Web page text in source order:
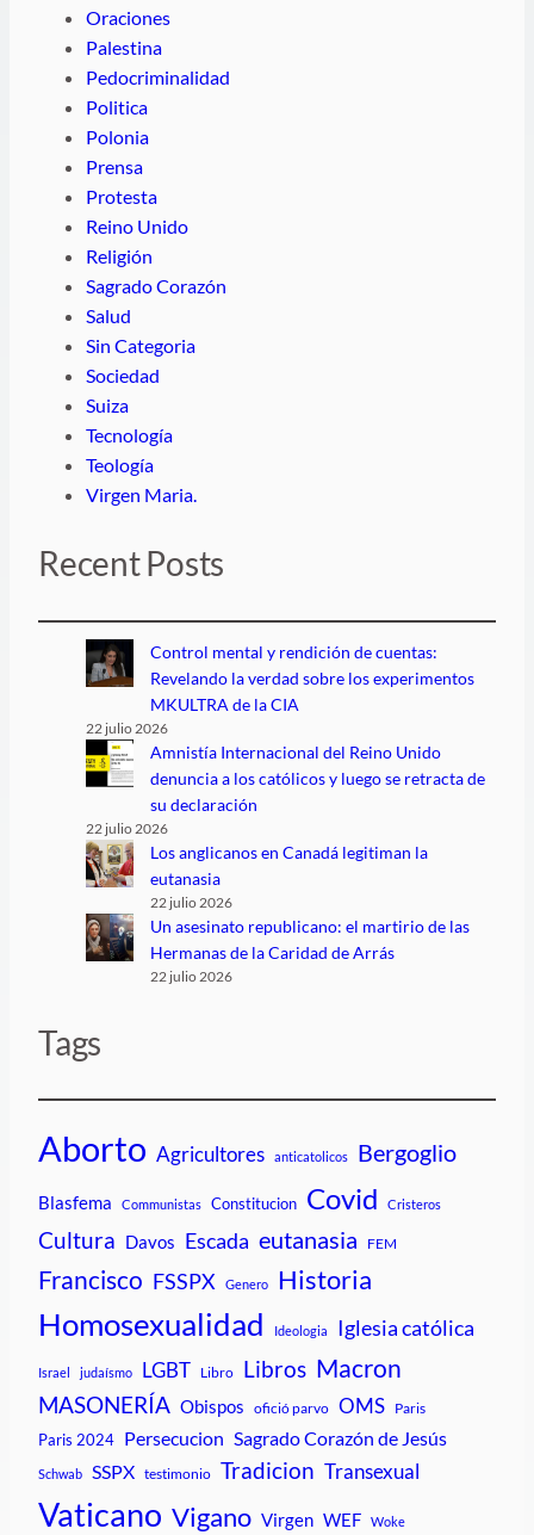
Oraciones
Palestina
Pedocriminalidad
Politica
Polonia
Prensa
Protesta
Reino Unido
Religión
Sagrado Corazón
Salud
Sin Categoria
Sociedad
Suiza
Tecnología
Teología
Virgen Maria.
Recent Posts
Control mental y rendición de cuentas:
Revelando la verdad sobre los experimentos
MKULTRA de la CIA
22 julio 2026
Amnistía Internacional del Reino Unido
denuncia a los católicos y luego se retracta de
su declaración
22 julio 2026
Los anglicanos en Canadá legitiman la
eutanasia
22 julio 2026
Un asesinato republicano: el martirio de las
Hermanas de la Caridad de Arrás
22 julio 2026
Tags
Aborto Agricultores anticatolicos Bergoglio
Blasfema Communistas Constitucion Covid Cristeros
Cultura Davos Escada eutanasia FEM
Francisco FSSPX Genero Historia
Homosexualidad Ideologia Iglesia católica
Israel judaísmo LGBT Libro Libros Macron
MASONERÍA Obispos ofició parvo OMS Paris
Paris 2024 Persecucion Sagrado Corazón de Jesús
Schwab SSPX testimonio Tradicion Transexual
Vaticano Vigano Virgen WEF Woke